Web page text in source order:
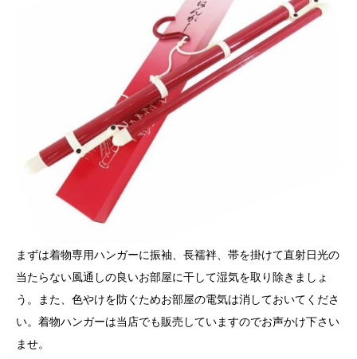
まずは着物専用ハンガーに振袖、長襦袢、帯を掛けて直射日光の
当たらない風通しの良いお部屋に干して湿気を取り除きましょ
う。また、色やけを防ぐためお部屋の電気は消しておいてくださ
い。着物ハンガーは当店でも販売していますのでお声かけ下さい
ませ。